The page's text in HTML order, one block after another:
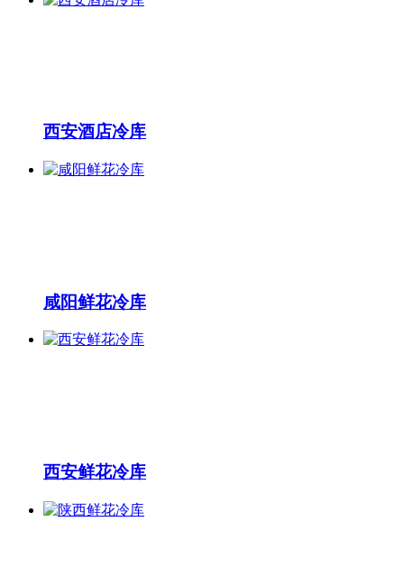
西安酒店冷库
咸阳鲜花冷库
西安鲜花冷库